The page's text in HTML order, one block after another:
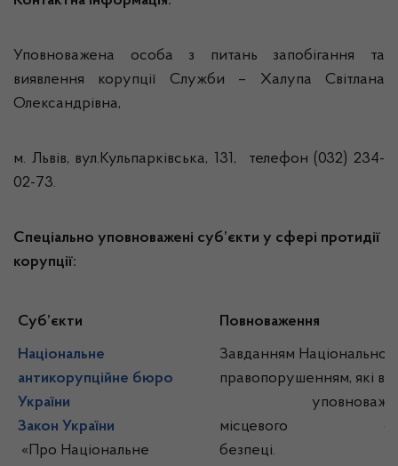
Уповноважена особа з питань запобігання та
виявлення корупції Служби – Халупа Світлана
Олександрівна,
м. Львів, вул.Кульпарківська, 131, телефон (032) 234-
02-73.
Спеціально уповноважені суб’єкти у сфері протидії
корупції:
Суб’єкти Повноваження
Національне
антикорупційне бюро
України
Закон України
«Про Національне
Завданням
правопорушенням, які
уповноваженими
місцевого
безпеці.